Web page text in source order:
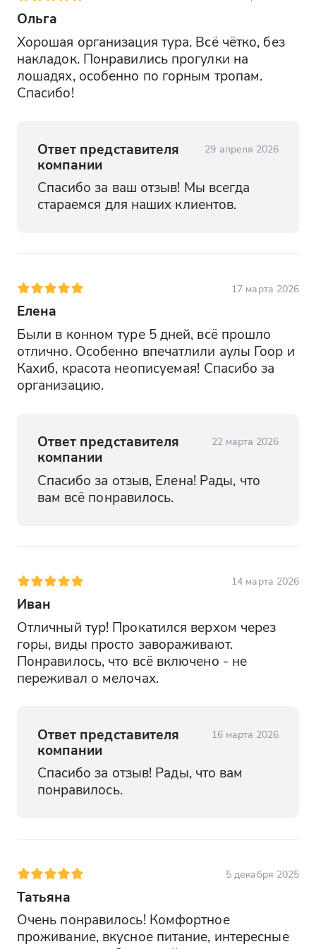
происхождения. Место гнездования
горных орлов. Альпийские луга с
эдельвейсами.
Хвойный лес
Древние сосны возрастом 300+ лет.
День 5: Величественный финал
Уезжаем, чтобы вернуться!
Чиркейская ГЭС
Арочная плотина высотой 232 м.
Фантастические виды с вертолетной
площадки.
Датунский храм
Каменный алтарь с петроглифами.
Ольга
Хорошая организация тура. Всё чётко, без
накладок. Понравились прогулки на
лошадях, особенно по горным тропам.
Спасибо!
Ответ представителя
компании
29 апреля 2026
Спасибо за ваш отзыв! Мы всегда
стараемся для наших клиентов.
17 марта 2026
Елена
Были в конном туре 5 дней, всё прошло
отлично. Особенно впечатлили аулы Гоор и
Кахиб, красота неописуемая! Спасибо за
организацию.
Ответ представителя
компании
22 марта 2026
Спасибо за отзыв, Елена! Рады, что
вам всё понравилось.
14 марта 2026
Иван
Отличный тур! Прокатился верхом через
горы, виды просто завораживают.
Понравилось, что всё включено - не
переживал о мелочах.
Ответ представителя
компании
16 марта 2026
Спасибо за отзыв! Рады, что вам
понравилось.
5 декабря 2025
Татьяна
Очень понравилось! Комфортное
проживание, вкусное питание, интересные